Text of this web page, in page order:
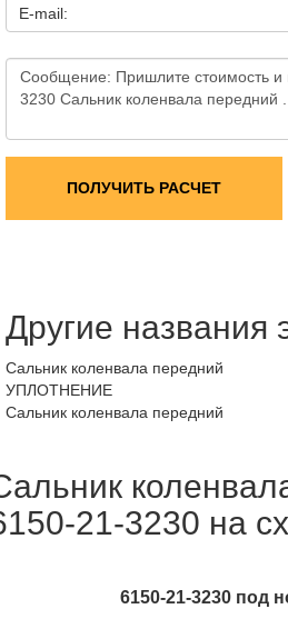
E-mail:
ПОЛУЧИТЬ РАСЧЕТ
Другие названия
Сальник коленвала передний
УПЛОТНЕНИЕ
Сальник коленвала передний
21-3230 на
6150-21-3230 под